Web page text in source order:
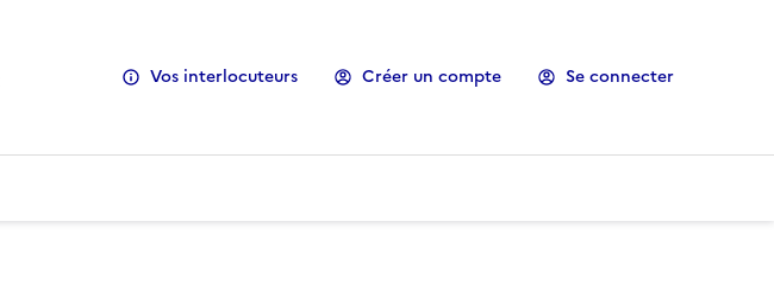
Vos interlocuteurs Créer un compte Se connecter